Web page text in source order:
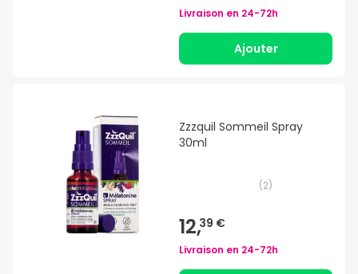
Livraison en 24-72h
Ajouter
Zzzquil Sommeil Spray
30ml
(2)
12,39 €
Livraison en 24-72h